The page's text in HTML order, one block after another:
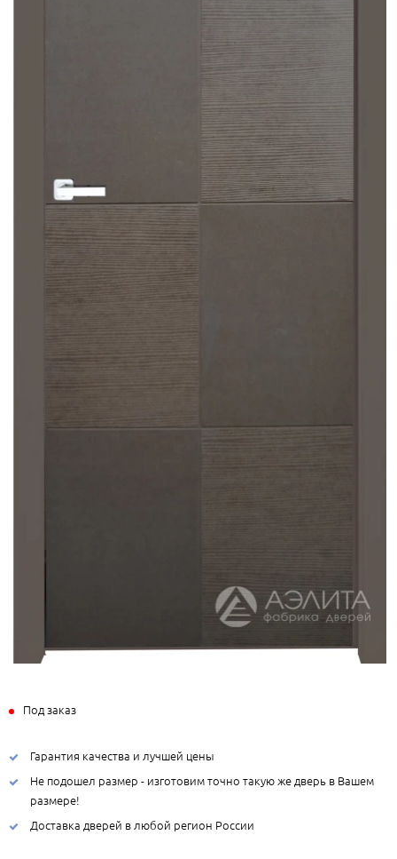
Под заказ
Гарантия качества и лучшей цены
Не подошел размер - изготовим точно такую же дверь в Вашем
размере!
Доставка дверей в любой регион России